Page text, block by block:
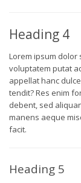
Heading 4
Lorem ipsum dolor
voluptatem putat
appellat hanc
tendit? Res enim
debent, sed
manens aeque
facit.
Heading 5